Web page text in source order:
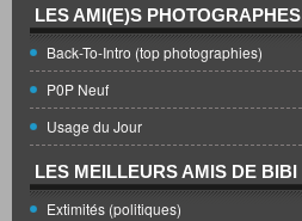
LES AMI(E)S PHOTOGRAPHES
Back-To-Intro (top photographies)
P0P Neuf
Usage du Jour
LES MEILLEURS AMIS DE BIBI
Extimités (politiques)